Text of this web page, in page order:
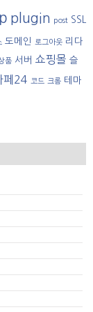
plugin post SSL
도메인 로그아웃 리다
품 서버 쇼핑몰 슬
페24 코드 크롬 테마